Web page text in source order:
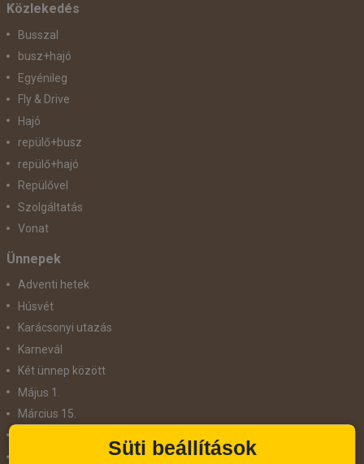
Közlekedés
Busszal
busz+hajó
Egyénileg
Fly & Drive
Hajó
repülő+busz
repülő+hajó
Repülővel
Szolgáltatás
Vonat
Ünnepek
Adventi hetek
Húsvét
Karácsonyi utazás
Karnevál
Két ünnep között
Május 1.
Március 15.
Süti beállítások